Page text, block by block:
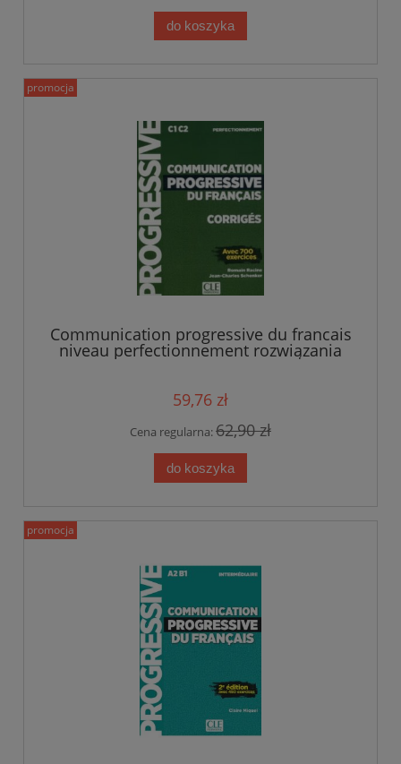
do koszyka
Communication progressive du francais
niveau perfectionnement rozwiązania
59,76 zł
Cena regularna:62,90 zł
do koszyka
promocja
promocja